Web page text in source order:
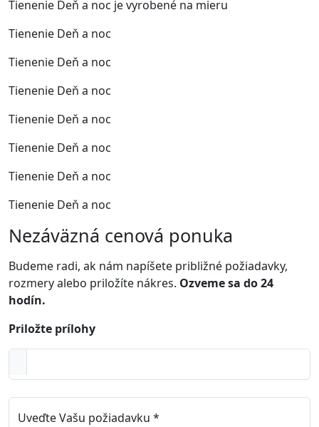
Tienenie Deň a noc je vyrobené na mieru
Tienenie Deň a noc
Tienenie Deň a noc
Tienenie Deň a noc
Tienenie Deň a noc
Tienenie Deň a noc
Tienenie Deň a noc
Tienenie Deň a noc
Nezáväzná cenová ponuka
Budeme radi, ak nám napíšete približné požiadavky,
rozmery alebo priložíte nákres. Ozveme sa do 24
hodín.
Priložte prílohy
Uveďte Vašu požiadavku *